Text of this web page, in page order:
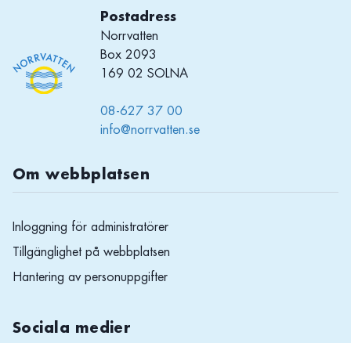
Postadress
Norrvatten
Box 2093
169 02 SOLNA
08-627 37 00
info@norrvatten.se
Om webbplatsen
Inloggning för administratörer
Tillgänglighet på webbplatsen
Hantering av personuppgifter
Sociala medier